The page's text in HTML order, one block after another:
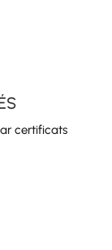
certificats